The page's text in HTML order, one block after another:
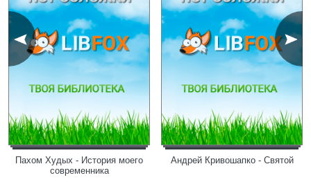
Пахом Худых - Истоpия моего
совpеменника
Андрей Кривошапко - Святой